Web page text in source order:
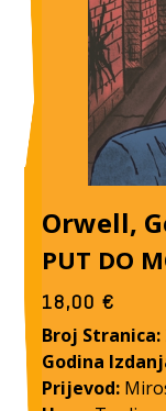
Orwell,
PUT DO
18,00€
Broj Stranica:
Godina
Prijevod: